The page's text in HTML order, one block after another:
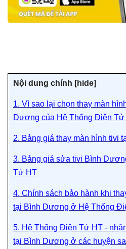
Nội dung chính [hide]
1. Vì sao lại chọn thay màn
Dương của Hệ Thống Điện Tử
2. Bảng giá thay màn hình tivi
3. Bảng giá sửa tivi Bình
Tử HT
4. Chính sách bảo hành khi
tại Bình Dương ở Hệ Thống
5. Hệ Thống Điện Tử HT -
tại Bình Dương ở các huyện